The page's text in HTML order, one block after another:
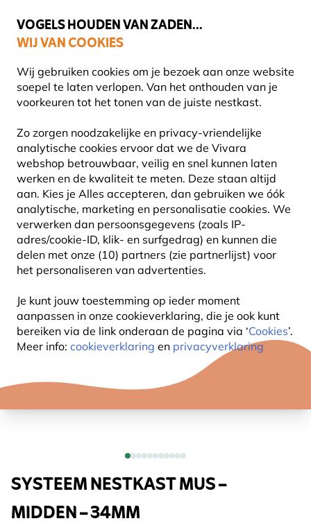
VOGELS HOUDEN VAN ZADEN...
WIJ VAN COOKIES
Wij gebruiken cookies om je bezoek aan onze website
soepel te laten verlopen. Van het onthouden van je
voorkeuren tot het tonen van de juiste nestkast.
Zo zorgen noodzakelijke en privacy-vriendelijke
analytische cookies ervoor dat we de Vivara
webshop betrouwbaar, veilig en snel kunnen laten
werken en de kwaliteit te meten. Deze staan altijd
aan. Kies je Alles accepteren, dan gebruiken we óók
analytische, marketing en personalisatie cookies. We
verwerken dan persoonsgegevens (zoals IP-
adres/cookie-ID, klik- en surfgedrag) en kunnen die
delen met onze (10) partners (zie partnerlijst) voor
het personaliseren van advertenties.
Je kunt jouw toestemming op ieder moment
aanpassen in onze cookieverklaring, die je ook kunt
bereiken via de link onderaan de pagina via ‘Cookies’.
Meer info: cookieverklaring en privacyverklaring
Uitstekend beoordeeld in 11 landen
Gratis thuisbezorgd vanaf €49
SYSTEEM NESTKAST MUS –
MIDDEN – 34MM